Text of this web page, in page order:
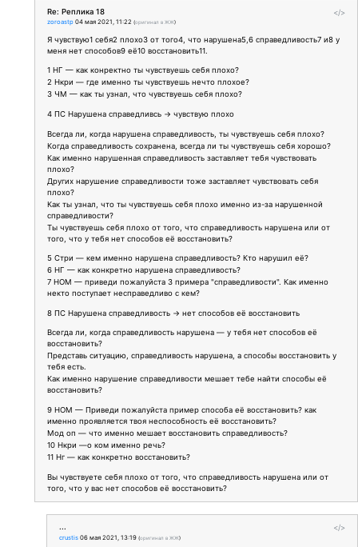
</>
Re: Реплика 18
zoroastp 04 мая 2021, 11:22 (оригинал в ЖЖ)
Я чувствую1 себя2 плохо3 от того4, что нарушена5,6 справедливость7 и8 у
меня нет способов9 её10 восстановить11.
1 НГ — как конректно ты чувствуешь себя плохо?
2 Нкри — где именно ты чувствуешь нечто плохое?
3 ЧМ — как ты узнал, что чувствуешь себя плохо?
4 ПС Нарушена справедливсь → чувствую плохо
Всегда ли, когда нарушена справедливость, ты чувствуешь себя плохо?
Когда справедливость сохранена, всегда ли ты чувствуешь себя хорошо?
Как именно нарушенная справедливость заставляет тебя чувствовать
плохо?
Других нарушение справедливости тоже заставляет чувствовать себя
плохо?
Как ты узнал, что ты чувствуешь себя плохо именно из-за нарушенной
справедливости?
Ты чувствуешь себя плохо от того, что справедливость нарушена или от
того, что у тебя нет способов её восстановить?
5 Стри — кем именно нарушена справедливость? Кто нарушил её?
6 НГ — как конкретно нарушена справедливость?
7 НОМ — приведи пожалуйста 3 примера "справедливости". Как именно
некто поступает несправедливо с кем?
8 ПС Нарушена справедливость → нет способов её восстановить
Всегда ли, когда справедливость нарушена — у тебя нет способов её
восстановить?
Представь ситуацию, справедливость нарушена, а способы восстановить у
тебя есть.
Как именно нарушение справедливости мешает тебе найти способы её
восстановить?
9 НОМ — Приведи пожалуйста пример способа её восстановить? как
именно проявляется твоя неспособность её восстановить?
Мод оп — что именно мешает восстановить справедливость?
10 Нкри —о ком именно речь?
11 Нг — как конкретно восстановить?
Вы чувствуете себя плохо от того, что справедливость нарушена или от
того, что у вас нет способов её восстановить?
</>
...
crustis 06 мая 2021, 13:19 (оригинал в ЖЖ)